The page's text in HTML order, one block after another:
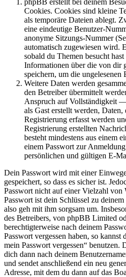
Cookies. Cookies sind kleine
als temporäre Dateien ablegt.
eine eindeutige Benutzer-
anonyme Sitzungs-Nummer
automatisch zugewiesen wird.
sobald du Themen besucht
Informationen über die von dir
speichern, um die
Weitere Daten werden
den Betreiber übermittelt
Anspruch auf Vollständigkeit
als Gast erstellt werden,
Registrierung erfasst werden
Registrierung erstellten
besteht mindestens aus einem
einem Passwort zur
persönlichen und gültigen E-
Dein Passwort wird mit einer
gespeichert, so dass es sicher ist.
Passwort nicht auf einer Vielzahl von
Passwort ist dein Schlüssel zu
also geh mit ihm sorgsam um.
des Betreibers, von phpBB Limited
berechtigterweise nach deinem
Passwort vergessen haben, so
mein Passwort vergessen“
dich dann nach deinem
und sendet anschließend ein neu
Adresse, mit dem du dann auf das